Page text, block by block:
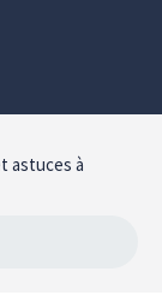
astuces à